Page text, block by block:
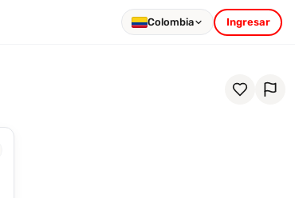
Colombia Ingresar